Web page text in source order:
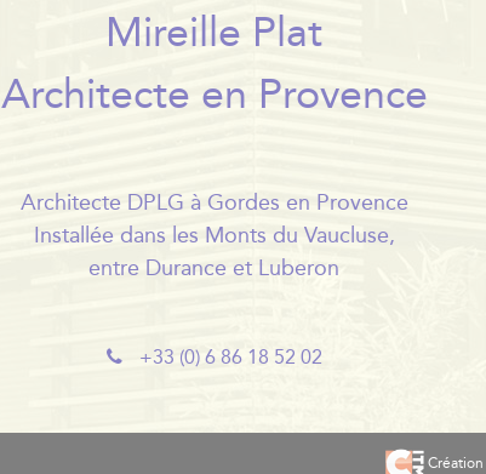
Mireille Plat
Architecte en Provence
Architecte DPLG à Gordes en Provence
Installée dans les Monts du Vaucluse,
entre Durance et Luberon
+33 (0) 6 86 18 52 02